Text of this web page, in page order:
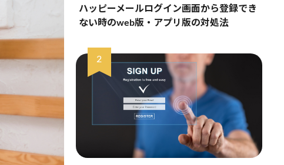
ハッピーメールログイン画面から登録でき
ない時のweb版・アプリ版の対処法